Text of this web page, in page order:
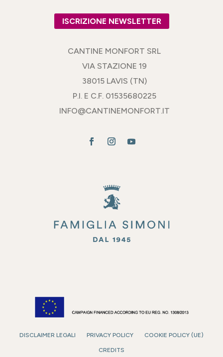
ISCRIZIONE NEWSLETTER
CANTINE MONFORT SRL
VIA STAZIONE 19
38015 LAVIS (TN)
P.I. E C.F. 01535680225
INFO@CANTINEMONFORT.IT
DISCLAIMER LEGALI PRIVACY POLICY COOKIE POLICY (UE)
CREDITS